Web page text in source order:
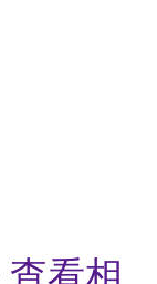
查看相